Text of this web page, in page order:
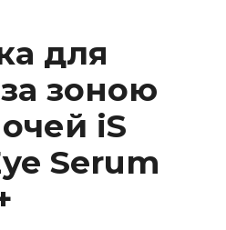
для
зоною
iS
Serum
за зоною навколо
Advance+